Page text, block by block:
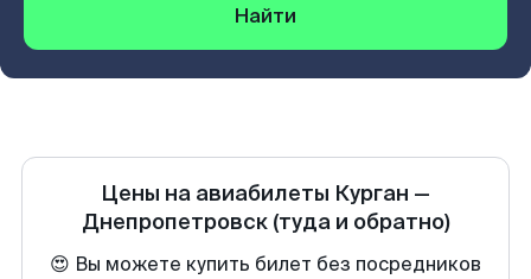
Найти
Цены на авиабилеты Курган —
Днепропетровск (туда и обратно)
😍 Вы можете купить билет без посредников